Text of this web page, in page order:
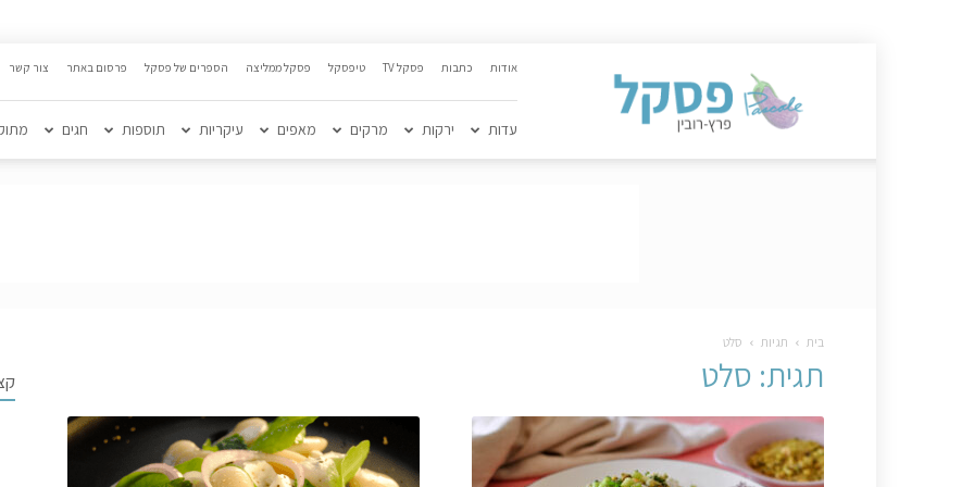
הקולינרי
פסקל
אודות כתבות פסקל TV טיפסקל פסקל ממליצה הספרים של פסקל פרסום באתר צור קשר
עדות ירקות מרקים מאפים עיקריות תוספות חגים
בית תגיות סלט
תגית: סלט